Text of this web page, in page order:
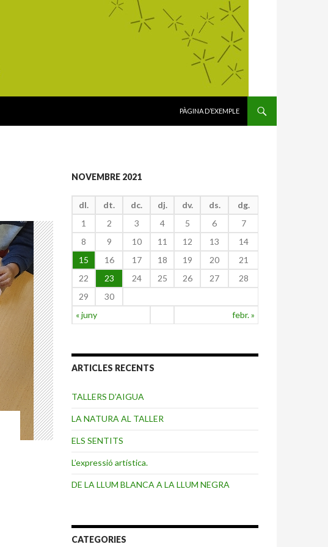
PÀGINA D’EXEMPLE
NOVEMBRE 2021
dl. dt. dc. dj. dv. ds. dg.
« juny febr. »
1 2 3 4 5 6
7
8
9 10 11 12 13
14
15
16 17 18 19 20
21
22
23 24 25 26 27
28
29
30
ARTICLES RECENTS
TALLERS D’AIGUA
LA NATURA AL TALLER
ELS SENTITS
L’expressió artística.
DE LA LLUM BLANCA A LA LLUM NEGRA
CATEGORIES